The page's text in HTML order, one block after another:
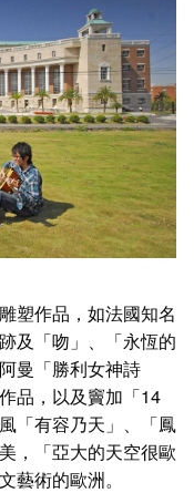
塑作品，如法國知名
及「吻」、「永恆的
曼「勝利女神詩
品，以及竇加「14
「有容乃天」、「鳳
，「亞大的天空很歐
藝術的歐洲。